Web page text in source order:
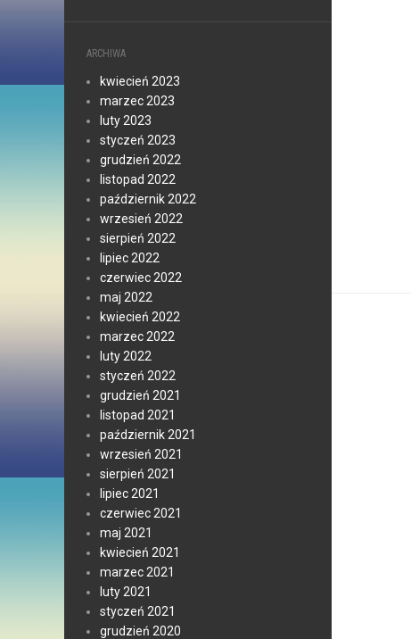
ARCHIWA
kwiecień 2023
marzec 2023
luty 2023
styczeń 2023
grudzień 2022
listopad 2022
październik 2022
wrzesień 2022
sierpień 2022
lipiec 2022
czerwiec 2022
maj 2022
kwiecień 2022
marzec 2022
luty 2022
styczeń 2022
grudzień 2021
listopad 2021
październik 2021
wrzesień 2021
sierpień 2021
lipiec 2021
czerwiec 2021
maj 2021
kwiecień 2021
marzec 2021
luty 2021
styczeń 2021
grudzień 2020